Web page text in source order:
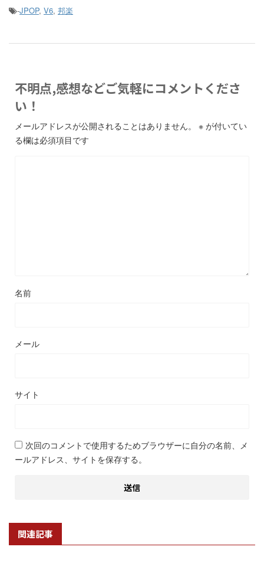
-JPOP, V6, 邦楽
不明点,感想などご気軽にコメントくださ
い！
メールアドレスが公開されることはありません。 ※ が付いてい
る欄は必須項目です
名前
メール
サイト
次回のコメントで使用するためブラウザーに自分の名前、メ
ールアドレス、サイトを保存する。
関連記事